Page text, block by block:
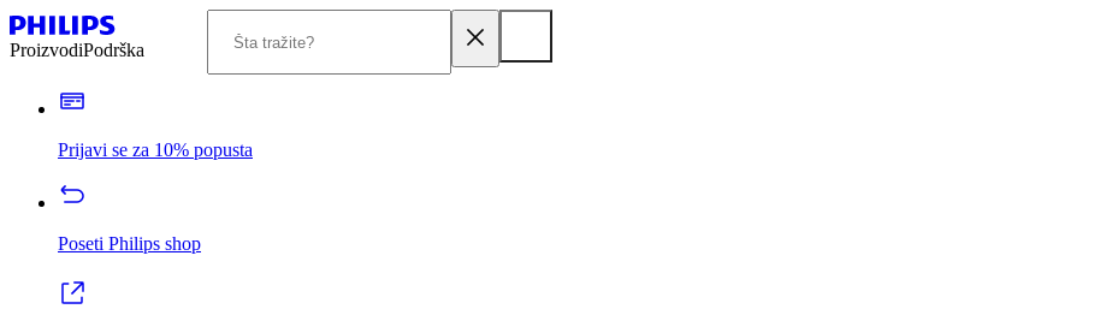
ProizvodiPodrška
Prijavi se za 10% popusta
Poseti Philips shop